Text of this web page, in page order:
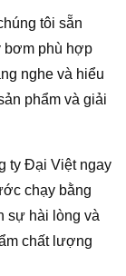
tôi sẵn
bơm phù hợp
nghe và hiểu
phẩm và giải
ty Đại Việt ngay
chạy bằng
sự hài lòng và
chất lượng